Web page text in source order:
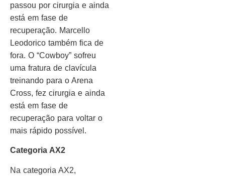
passou por cirurgia e ainda
está em fase de
recuperação. Marcello
Leodorico também fica de
fora. O “Cowboy” sofreu
uma fratura de clavícula
treinando para o Arena
Cross, fez cirurgia e ainda
está em fase de
recuperação para voltar o
mais rápido possível.
Categoria AX2
Na categoria AX2,